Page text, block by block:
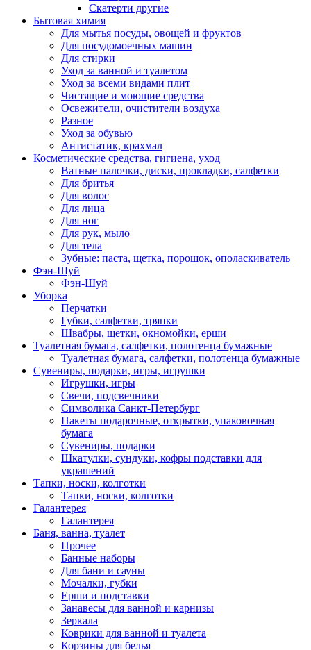
Скатерти другие
Бытовая химия
Для мытья посуды, овощей и фруктов
Для посудомоечных машин
Для стирки
Уход за ванной и туалетом
Уход за всеми видами плит
Чистящие и моющие средства
Освежители, очистители воздуха
Разное
Уход за обувью
Антистатик, крахмал
Косметические средства, гигиена, уход
Ватные палочки, диски, прокладки, салфетки
Для бритья
Для волос
Для лица
Для ног
Для рук, мыло
Для тела
Зубные: паста, щетка, порошок, ополаскиватель
Фэн-Шуй
Фэн-Шуй
Уборка
Перчатки
Губки, салфетки, тряпки
Швабры, щетки, окномойки, ерши
Туалетная бумага, салфетки, полотенца бумажные
Туалетная бумага, салфетки, полотенца бумажные
Сувениры, подарки, игры, игрушки
Игрушки, игры
Свечи, подсвечники
Символика Санкт-Петербург
Пакеты подарочные, открытки, упаковочная
бумага
Сувениры, подарки
Шкатулки, сундуки, кофры подставки для
украшений
Тапки, носки, колготки
Тапки, носки, колготки
Галантерея
Галантерея
Баня, ванна, туалет
Прочее
Банные наборы
Для бани и сауны
Мочалки, губки
Ерши и подставки
Занавесы для ванной и карнизы
Зеркала
Коврики для ванной и туалета
Корзины для белья